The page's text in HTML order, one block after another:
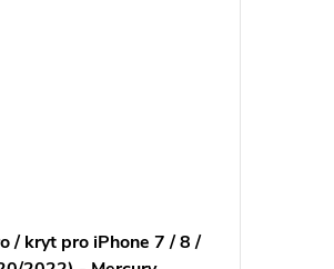
/ kryt pro iPhone 7 / 8 /